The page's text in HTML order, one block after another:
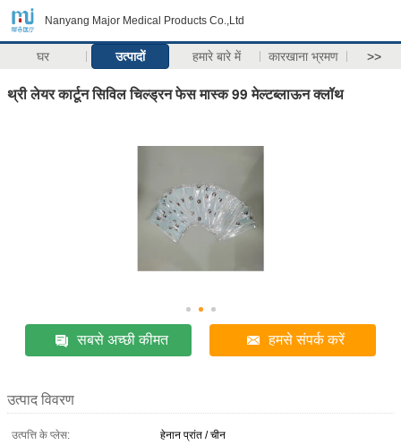
Nanyang Major Medical Products Co.,Ltd
घर उत्पादों हमारे बारे में कारखाना भ्रमण >>
थ्री लेयर कार्टून सिविल चिल्ड्रन फेस मास्क 99 मेल्टब्लाऊन क्लॉथ
सबसे अच्छी कीमत हमसे संपर्क करें
उत्पाद विवरण
उत्पत्ति के प्लेस:
हेनान प्रांत / चीन